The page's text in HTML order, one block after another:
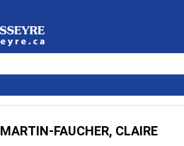
MARTIN-FAUCHER, CLAIRE